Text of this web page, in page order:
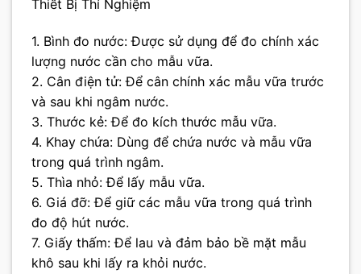
Thiết Bị Thí Nghiệm
1. Bình đo nước: Được sử dụng để đo chính xác
lượng nước cần cho mẫu vữa.
2. Cân điện tử: Để cân chính xác mẫu vữa trước
và sau khi ngâm nước.
3. Thước kẻ: Để đo kích thước mẫu vữa.
4. Khay chứa: Dùng để chứa nước và mẫu vữa
trong quá trình ngâm.
5. Thìa nhỏ: Để lấy mẫu vữa.
6. Giá đỡ: Để giữ các mẫu vữa trong quá trình
đo độ hút nước.
7. Giấy thấm: Để lau và đảm bảo bề mặt mẫu
khô sau khi lấy ra khỏi nước.